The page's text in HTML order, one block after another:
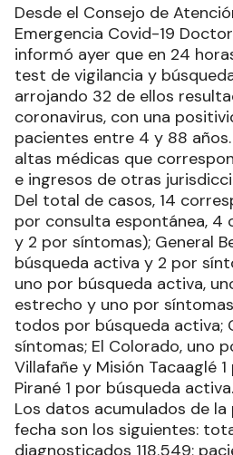
Desde el Consejo de
Emergencia Covid-19
informó ayer que en 24
test de vigilancia y
arrojando 32 de ellos
coronavirus, con una
pacientes entre 4 y 88
altas médicas que
e ingresos de otras
Del total de casos, 14
por consulta espontánea,
y 2 por síntomas); General
búsqueda activa y 2 por
uno por búsqueda activa,
estrecho y uno por
todos por búsqueda activa;
síntomas; El Colorado, uno
Villafañe y Misión Tacaaglé
Pirané 1 por búsqueda activa.
Los datos acumulados de
fecha son los siguientes:
diagnosticados 118.549;